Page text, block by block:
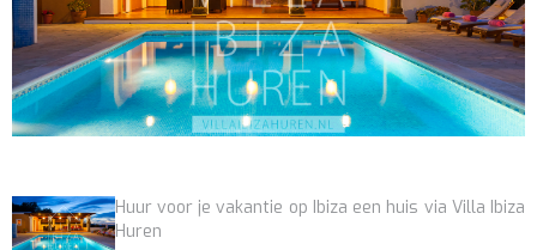
Huur voor je vakantie op Ibiza een huis via Villa Ibiza
Huren